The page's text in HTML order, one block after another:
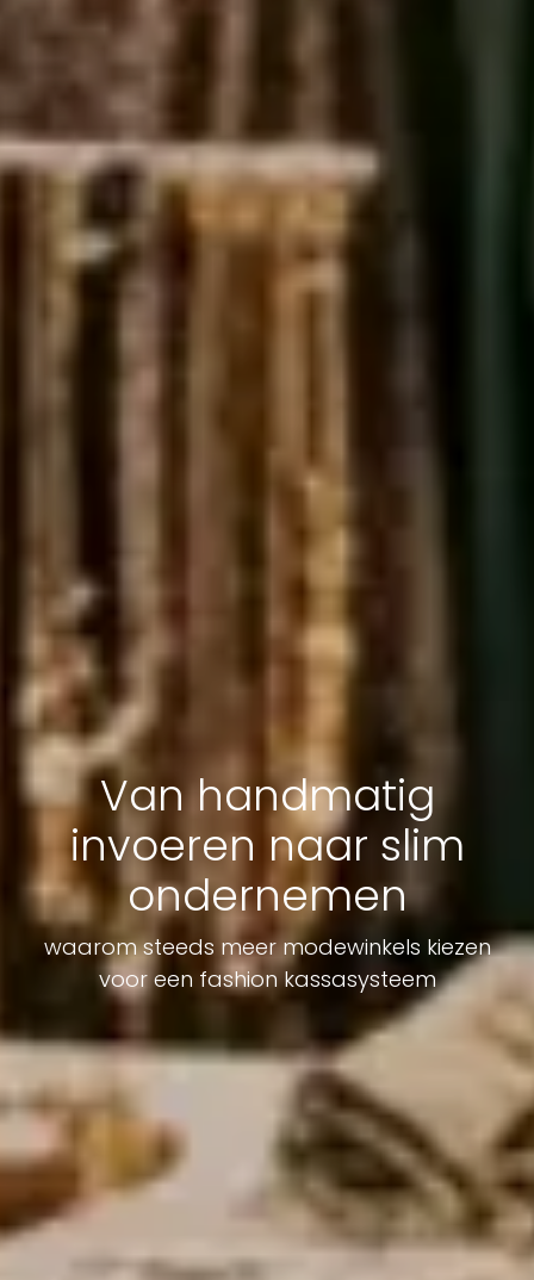
Van handmatig
invoeren naar slim
ondernemen
waarom steeds meer modewinkels kiezen
voor een fashion kassasysteem